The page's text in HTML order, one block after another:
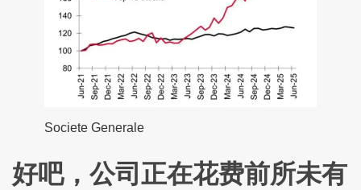
Societe Generale
好吧，公司正在花费前所未有